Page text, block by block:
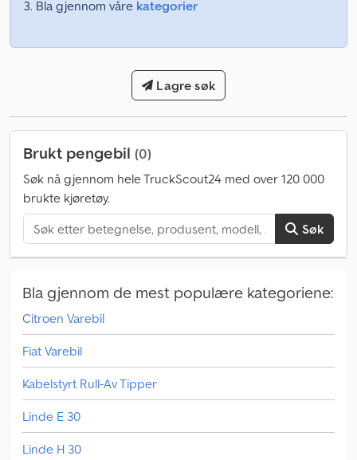
Bla gjennom våre kategorier
Lagre søk
Brukt pengebil (0)
Søk nå gjennom hele TruckScout24 med over 120 000
brukte kjøretøy.
Søk
Bla gjennom de mest populære kategoriene:
Citroen Varebil
Fiat Varebil
Kabelstyrt Rull-Av Tipper
Linde E 30
Linde H 30